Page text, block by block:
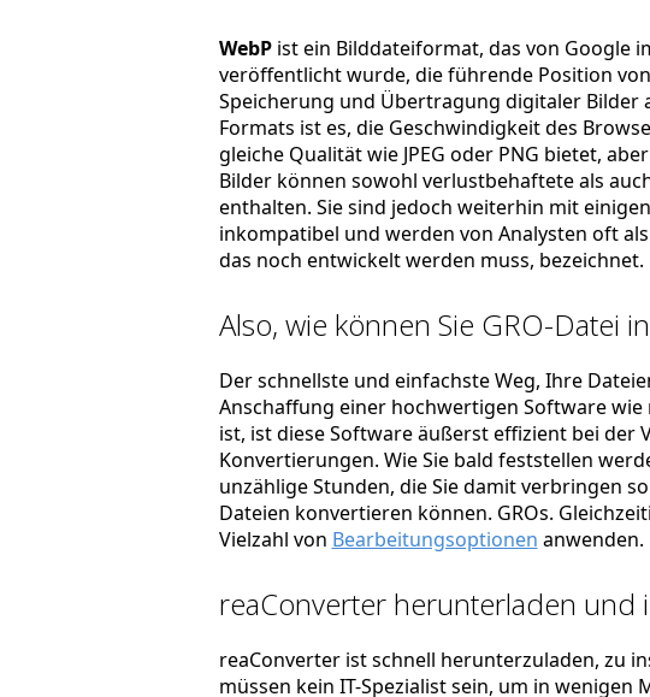
WebPist ein Bilddateiformat, das von Google
veröffentlicht wurde, die führende Position von
Speicherung und Übertragung digitaler Bilder
Formats ist es, die Geschwindigkeit des
gleiche Qualität wie JPEG oder PNG bietet,
Bilder können sowohl verlustbehaftete als
enthalten. Sie sind jedoch weiterhin mit
inkompatibel und werden von Analysten oft
das noch entwickelt werden muss, bezeichnet.
Also, wie können Sie GRO-Datei
Der schnellste und einfachste Weg, Ihre
Anschaffung einer hochwertigen Software wie
ist, ist diese Software äußerst effizient bei der
Konvertierungen. Wie Sie bald feststellen
unzählige Stunden, die Sie damit verbringen
Dateien konvertieren können. GROs.
Vielzahl von Bearbeitungsoptionen anwenden.
reaConverter herunterladen und
reaConverter ist schnell herunterzuladen, zu
müssen kein IT-Spezialist sein, um in wenigen